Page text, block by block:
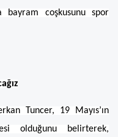
bayram coşkusunu spor
Tuncer, 19 Mayıs’ın
olduğunu belirterek,